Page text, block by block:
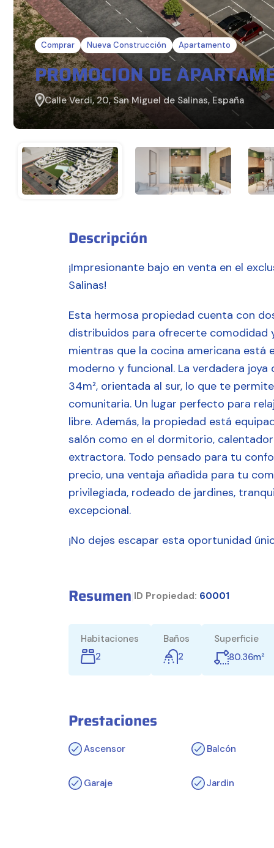
Comprar Nueva Construcción Apartamento
PROMOCION DE
Calle Verdi, 20, San Miguel de Salinas, España
Descripción
¡Impresionante bajo en venta en el
Salinas!
Esta hermosa propiedad cuenta con
distribuidos para ofrecerte comodidad
mientras que la cocina americana
moderno y funcional. La verdadera
34m², orientada al sur, lo que te
comunitaria. Un lugar perfecto para
libre. Además, la propiedad está
salón como en el dormitorio,
extractora. Todo pensado para tu
precio, una ventaja añadida para tu
privilegiada, rodeado de jardines,
excepcional.
¡No dejes escapar esta oportunidad
Resumen ID Propiedad: 60001
Habitaciones
2
Baños
2
Superficie
80.36m²
Prestaciones
Ascensor Balcón
Garaje Jardin